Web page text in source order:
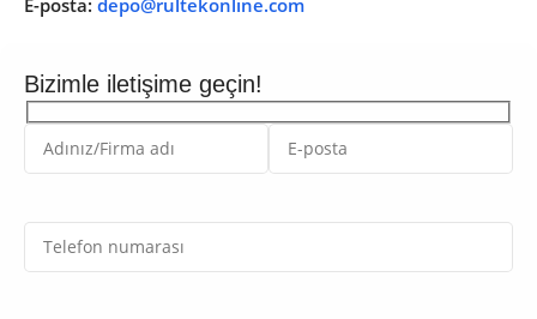
E-posta: depo@rultekonline.com
Bizimle iletişime geçin!